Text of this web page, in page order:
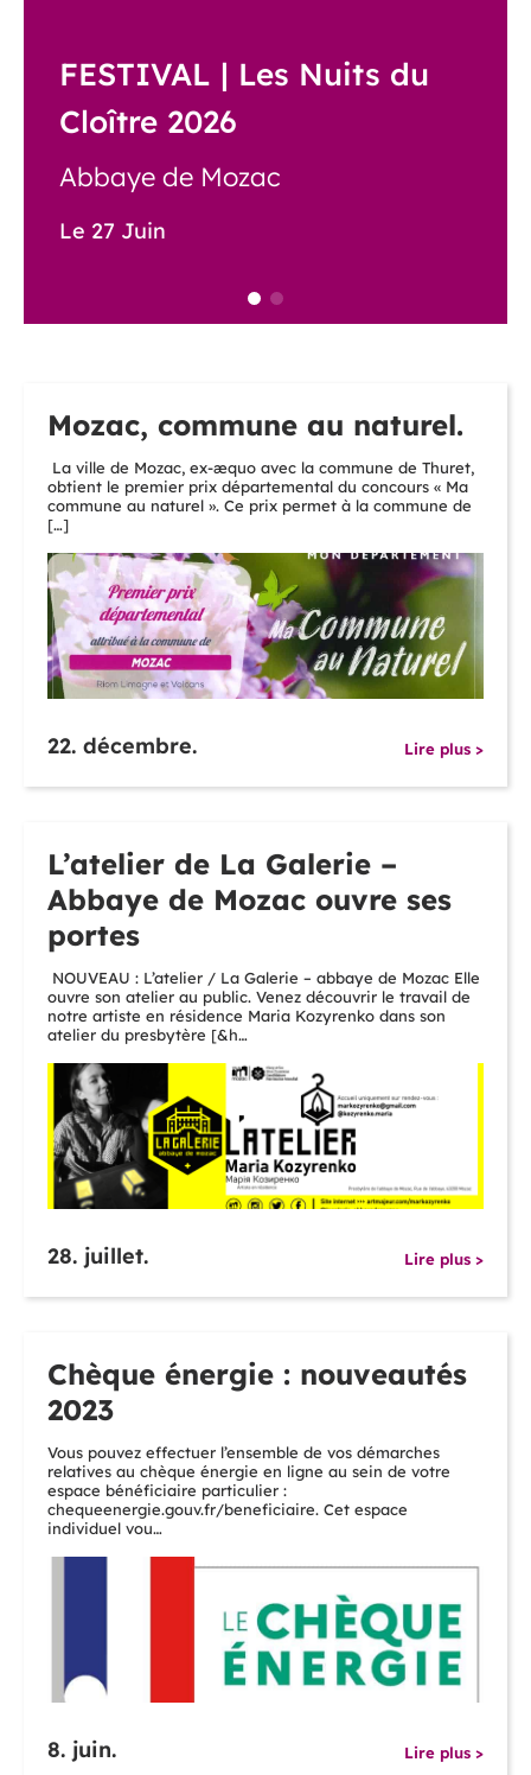
FESTIVAL | Les Nuits du
Cloître 2026
Abbaye de Mozac
Le 27 Juin
Mozac, commune au naturel.
La ville de Mozac, ex-æquo avec la commune de Thuret,
obtient le premier prix départemental du concours « Ma
commune au naturel ». Ce prix permet à la commune de
[…]
22. décembre. Lire plus >
L’atelier de La Galerie –
Abbaye de Mozac ouvre ses
portes
NOUVEAU : L’atelier / La Galerie – abbaye de Mozac Elle
ouvre son atelier au public. Venez découvrir le travail de
notre artiste en résidence Maria Kozyrenko dans son
atelier du presbytère [&h…
28. juillet. Lire plus >
Chèque énergie : nouveautés
2023
Vous pouvez effectuer l’ensemble de vos démarches
relatives au chèque énergie en ligne au sein de votre
espace bénéficiaire particulier :
chequeenergie.gouv.fr/beneficiaire. Cet espace
individuel vou…
8. juin. Lire plus >